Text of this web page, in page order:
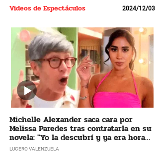
Videos de Espectáculos 2024/12/03
Michelle Alexander saca cara por
Melissa Paredes tras contratarla en su
novela: "Yo la descubrí y ya era hora
que regrese"
LUCERO VALENZUELA